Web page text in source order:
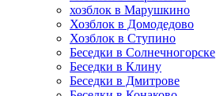
хозблок в Марушкино
Хозблок в Домодедово
Хозблок в Ступино
Беседки в Солнечногорске
Беседки в Клину
Беседки в Дмитрове